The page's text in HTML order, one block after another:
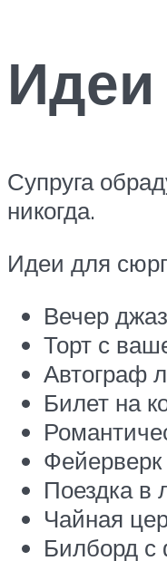
Супруга
никогда.
Идеи для
Вечер
Торт с
Автограф
Билет на
Фейерверк
Поездка в
Чайная
Билборд с